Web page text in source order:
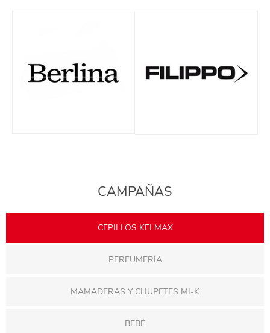
CAMPAÑAS
CEPILLOS KELMAX
PERFUMERÍA
MAMADERAS Y CHUPETES MI-K
BEBÉ